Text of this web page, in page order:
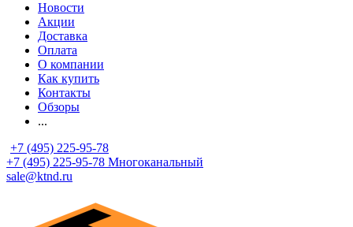
Новости
Акции
Доставка
Оплата
О компании
Как купить
Контакты
Обзоры
...
+7 (495) 225-95-78
+7 (495) 225-95-78 Многоканальный
sale@ktnd.ru